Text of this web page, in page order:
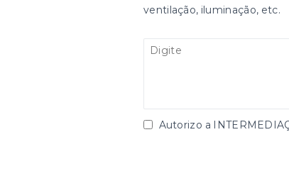
ventilação, iluminação, etc.
Autorizo a